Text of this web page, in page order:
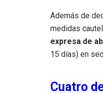
Además de
medidas
expresa de
15 días) en
Cuatro